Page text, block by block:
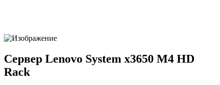
Сервер Lenovo System x3650 M4 HD
Rack